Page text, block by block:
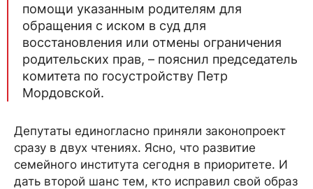
помощи указанным родителям для
обращения с иском в суд для
восстановления или отмены ограничения
родительских прав, – пояснил председатель
комитета по госустройству Петр
Мордовской.
Депутаты единогласно приняли законопроект
сразу в двух чтениях. Ясно, что развитие
семейного института сегодня в приоритете. И
дать второй шанс тем, кто исправил свой образ